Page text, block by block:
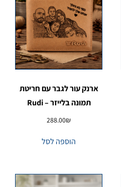
ארנק עור לגבר עם חריטת
תמונה בלייזר – Rudi
288.00₪
הוספה לסל